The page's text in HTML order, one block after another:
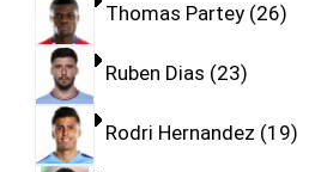
Thomas Partey 26
Ruben Dias 23
Rodri Hernandez 19